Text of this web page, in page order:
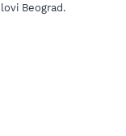
Beograd.